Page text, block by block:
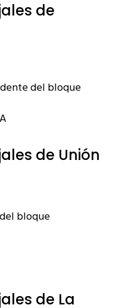
de
del bloque
de Unión
bloque
de La